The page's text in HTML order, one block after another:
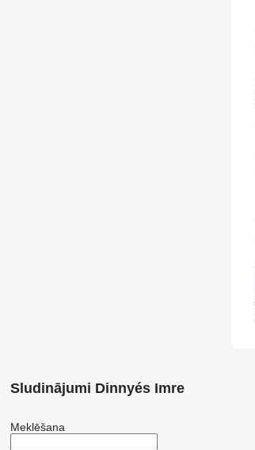
Sludinājumi Dinnyés Imre
Meklēšana